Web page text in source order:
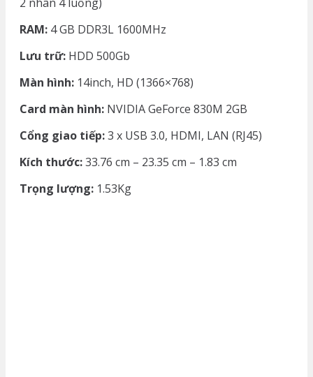
RAM: 4 GB DDR3L 1600MHz
Lưu trữ: HDD 500Gb
Màn hình: 14inch, HD (1366×768)
Card màn hình: NVIDIA GeForce 830M 2GB
Cổng giao tiếp:3 x USB 3.0, HDMI, LAN (RJ45)
Kích thước:33.76 cm – 23.35 cm – 1.83 cm
Trọng lượng: 1.53Kg